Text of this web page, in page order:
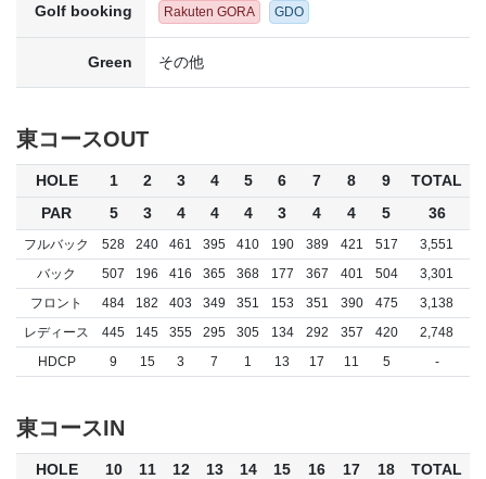
Golf booking Rakuten GORA GDO
Green その他
東コースOUT
HOLE 1 2 3 4 5 6 7 8 9
TOTAL
PAR
5 3 4 4 4 3 4 4 5 36
フルバック 528 240 461 395 410 190 389 421 517
3,551
バック
507 196 416 365 368 177 367 401 504
3,301
フロント
484 182 403 349 351 153 351 390 475
3,138
レディース
445 145 355 295 305 134 292 357 420
2,748
HDCP
9 15 3 7 1 13 17 11 5 -
東コースIN
HOLE 10 11 12 13 14 15 16 17 18
TOTAL